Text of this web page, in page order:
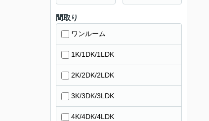
間取り
ワンルーム
1K/1DK/1LDK
2K/2DK/2LDK
3K/3DK/3LDK
4K/4DK/4LDK